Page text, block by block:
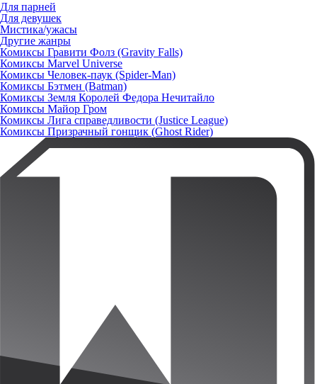
Для парней
Для девушек
Мистика/ужасы
Другие жанры
Комиксы Гравити Фолз (Gravity Falls)
Комиксы Marvel Universe
Комиксы Человек-паук (Spider-Man)
Комиксы Бэтмен (Batman)
Комиксы Земля Королей Федора Нечитайло
Комиксы Майор Гром
Комиксы Лига справедливости (Justice League)
Комиксы Призрачный гонщик (Ghost Rider)